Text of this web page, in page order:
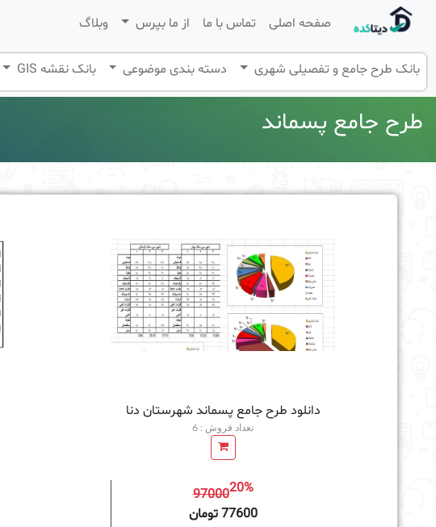
صفحه اصلی تماس با ما از ما بپرس وبلاگ
بانک طرح جامع و تفصیلی شهری دسته بندی موضوعی بانک نقشه GIS
طرح جامع پسماند
دانلود طرح جامع پسماند شهرستان دنا
تعداد فروش : 6
9700020%
77600 تومان